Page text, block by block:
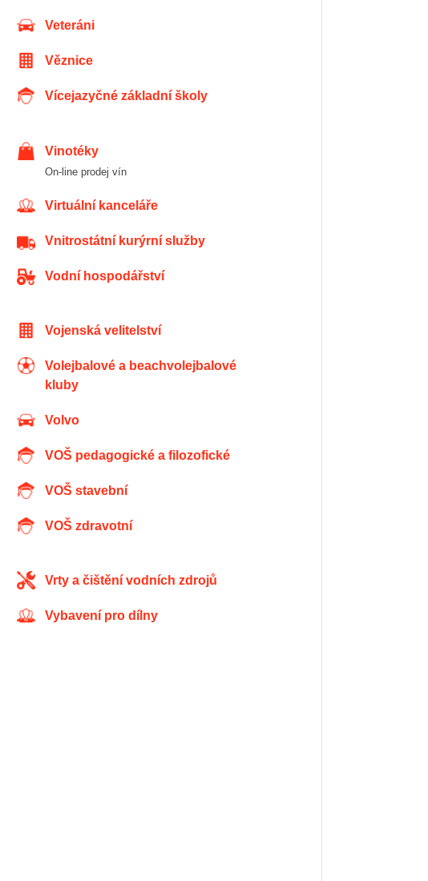
Veteráni
Věznice
Vícejazyčné základní školy
Vinotéky
On-line prodej vín
Virtuální kanceláře
Vnitrostátní kurýrní služby
Vodní hospodářství
Vojenská velitelství
Volejbalové a beachvolejbalové
kluby
Volvo
VOŠ pedagogické a filozofické
VOŠ stavební
VOŠ zdravotní
Vrty a čištění vodních zdrojů
Vybavení pro dílny